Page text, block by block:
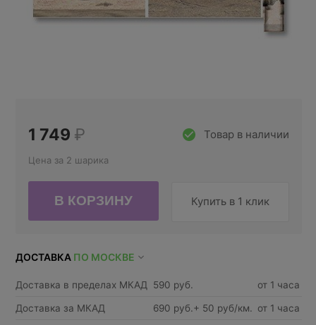
Товар в наличии
1 749 ₽
Цена за 2 шарика
Купить в 1 клик
ДОСТАВКА ПО МОСКВЕ
Доставка в пределах МКАД 590 руб. от 1 часа
Доставка за МКАД 690 руб.+ 50 руб/км. от 1 часа